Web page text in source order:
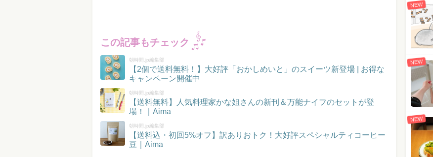
この記事もチェック
朝時間.jp編集部
【2個で送料無料！】大好評「おかしめいと」のスイーツ新登場 | お得な
キャンペーン開催中
朝時間.jp編集部
【送料無料】人気料理家かな姐さんの新刊＆万能ナイフのセットが登
場！｜Aima
朝時間.jp編集部
【送料込・初回5%オフ】訳ありおトク！大好評スペシャルティコーヒー
豆｜Aima
NEW
NEW
NEW